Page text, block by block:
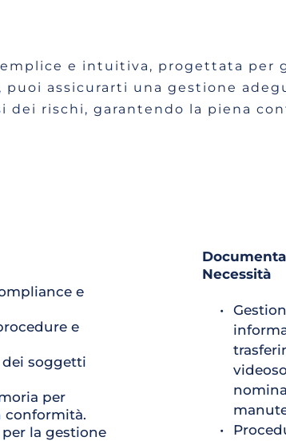
e intuitiva, progettata per
puoi assicurarti una gestione
rischi, garantendo la piena
e
e
soggetti
per
conformità.
la gestione
Necessità